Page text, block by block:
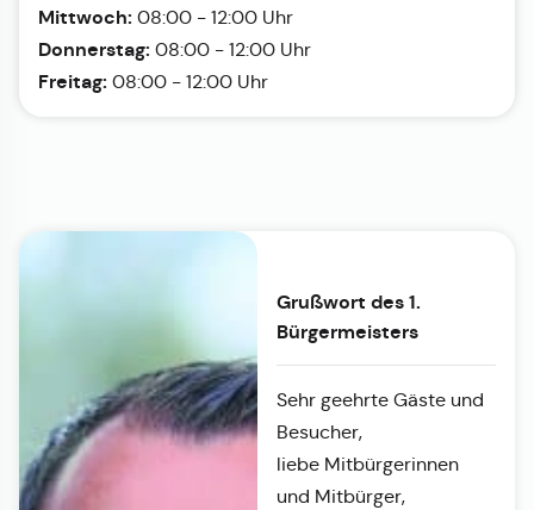
Mittwoch: 08:00 - 12:00 Uhr
Donnerstag: 08:00 - 12:00 Uhr
Freitag: 08:00 - 12:00 Uhr
Grußwort des 1.
Bürgermeisters
Sehr geehrte Gäste und
Besucher,
liebe Mitbürgerinnen
und Mitbürger,